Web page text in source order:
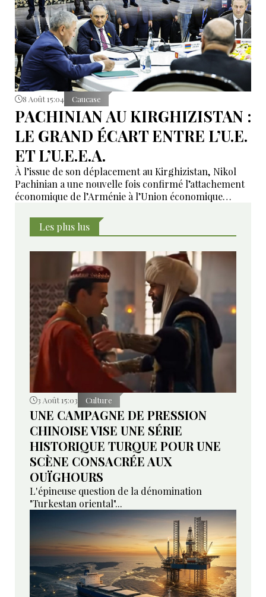
8 Août 15:04 Caucase
PACHINIAN AU KIRGHIZISTAN :
LE GRAND ÉCART ENTRE L’U.E.
ET L’U.E.E.A.
À l’issue de son déplacement au Kirghizistan, Nikol
Pachinian a une nouvelle fois confirmé l’attachement
économique de l’Arménie à l’Union économique
avec l’Union européenne. Entre dépendance
économique à l’UEEA et ambitions européennes,
contradictions deviennent de plus en plus difficiles à
Les plus lus
3 Août 15:03 Culture
UNE CAMPAGNE DE PRESSION
CHINOISE VISE UNE SÉRIE
HISTORIQUE TURQUE POUR UNE
SCÈNE CONSACRÉE AUX
OUÏGHOURS
L'épineuse question de la dénomination
"Turkestan oriental"...